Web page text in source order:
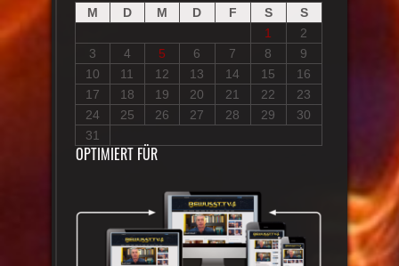
M D M D F S
S
1
2
3
4 5 6 7 8
9
10
11 12 13 14 15
16
17
18 19 20 21 22
23
24
25 26 27 28 29
30
31
OPTIMIERT FÜR